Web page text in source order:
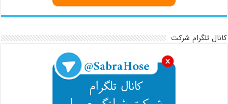
کانال تلگرام شرکت